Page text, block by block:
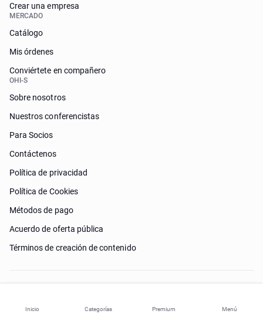
Inicio Categorías Premium Menú
Crear una empresa
MERCADO
Catálogo
Mis órdenes
Conviértete en compañero
OHI-S
Sobre nosotros
Nuestros conferencistas
Para Socios
Contáctenos
Política de privacidad
Política de Cookies
Métodos de pago
Acuerdo de oferta pública
Términos de creación de contenido
¿Necesitas ayuda?